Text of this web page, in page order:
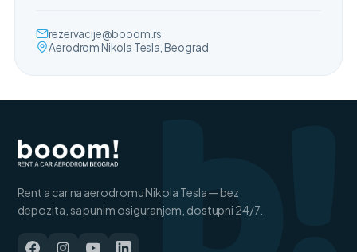
rezervacije@booom.rs
Aerodrom Nikola Tesla, Beograd
Rent a car na aerodromu Nikola Tesla — bez
depozita, sa punim osiguranjem, dostupni 24/7.